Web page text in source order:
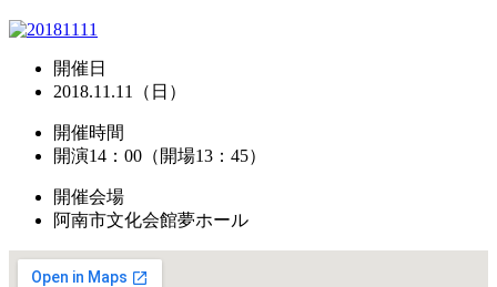
開催日
2018.11.11（日）
開催時間
開演14：00（開場13：45）
開催会場
阿南市文化会館夢ホール